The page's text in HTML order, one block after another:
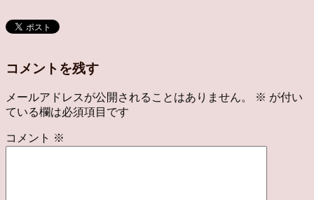
コメントを残す
メールアドレスが公開されることはありません。 ※ が付い
ている欄は必須項目です
コメント ※